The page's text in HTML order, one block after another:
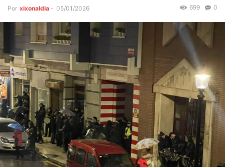
Por xixonaldia - 05/01/2026 0
699